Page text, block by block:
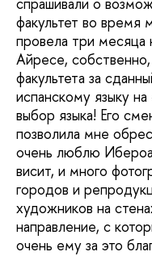
факультет во время
провела три месяца
Айресе,
факультета за
испанскому языку
выбор языка! Его
позволила мне
очень люблю
висит, и много
городов и
художников на
направление, с
очень ему за это